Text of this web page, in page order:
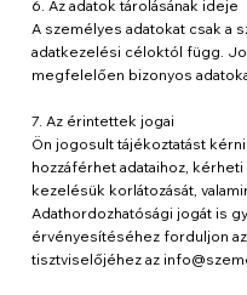
6. Az adatok tárolásának ideje
A személyes adatokat csak a
adatkezelési céloktól függ.
megfelelően bizonyos
7. Az érintettek jogai
Ön jogosult tájékoztatást
hozzáférhet adataihoz,
kezelésük korlátozását,
Adathordozhatósági jogát is
érvényesítéséhez forduljon
tisztviselőjéhez az